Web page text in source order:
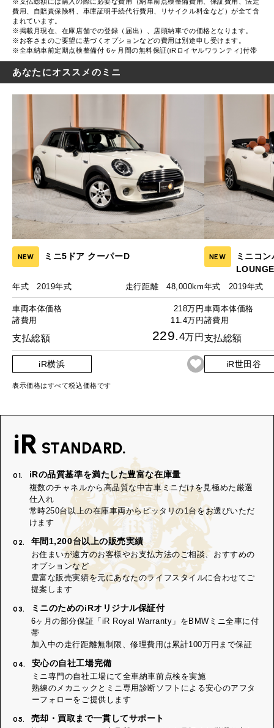
費用、自賠責保険料、車庫証明手続代行費用、リサイクル料金など）が全て含
まれています。
※掲載月現在、在庫店舗での登録（届出）、店頭納車での価格となります。
※お客さまのご要望に基づくオプションなどの費用は別途申し受けます。
※全車納車前定期点検整備付 6ヶ月間の無料保証(iRロイヤルワランティ)付帯
あなたにオススメのミニ
NEW ミニ5ドア クーパーD
年式 2019年式 走行距離 48,000km
車両本体価格
218万円
諸費用
11.4万円
支払総額 229.4万円
iR横浜
NEW
ミニコ
年式 2019年式
車両本体価格
諸費用
支払総額
iR世田谷
表示価格はすべて税込価格です
iR STANDARD.
01. iRの品質基準を満たした豊富な在庫量
複数のチャネルから高品質な中古車ミニだけを見極めた厳選
仕入れ
常時250台以上の在庫車両からピッタリの1台をお選びいただ
けます
02. 年間1,200台以上の販売実績
お住まいが遠方のお客様やお支払方法のご相談、おすすめの
オプションなど
豊富な販売実績を元にあなたのライフスタイルに合わせてご
提案します
03. ミニのためのiRオリジナル保証付
6ヶ月の部分保証「iR Royal Warranty」をBMWミニ全車に付
帯
加入中の走行距離無制限、修理費用は累計100万円まで保証
04. 安心の自社工場完備
ミニ専門の自社工場にて全車納車前点検を実施
熟練のメカニックとミニ専用診断ソフトによる安心のアフタ
ーフォローをご提供します
05. 売却・買取まで一貫してサポート